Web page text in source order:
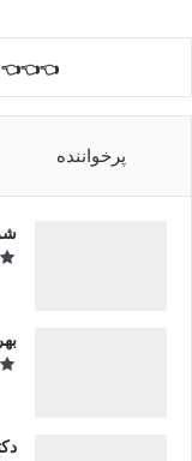
👈👈👈
پرخواننده